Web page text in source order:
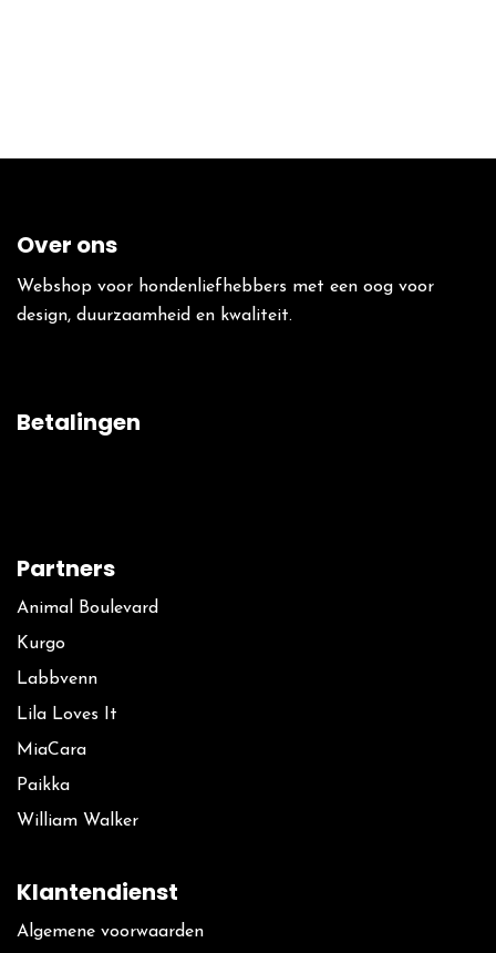
Over ons
Webshop voor hondenliefhebbers met een oog voor
design, duurzaamheid en kwaliteit.
Betalingen
Partners
Animal Boulevard
Kurgo
La​bbvenn
Lila Loves It
MiaCara
Paikka
William Walker
Klantendienst
Algemene voorwaarden